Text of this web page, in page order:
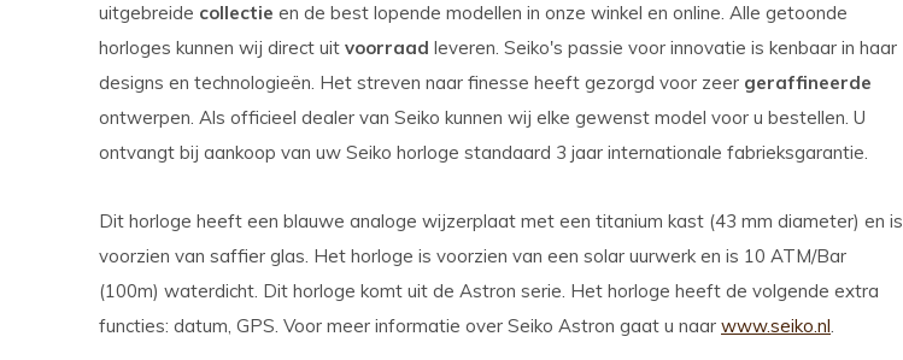
uitgebreide collectie en de best lopende modellen in onze winkel en online. Alle getoonde
horloges kunnen wij direct uit voorraad leveren. Seiko's passie voor innovatie is kenbaar in haar
designs en technologieën. Het streven naar finesse heeft gezorgd voor zeer geraffineerde
ontwerpen. Als officieel dealer van Seiko kunnen wij elke gewenst model voor u bestellen. U
ontvangt bij aankoop van uw Seiko horloge standaard 3 jaar internationale fabrieksgarantie.
Dit horloge heeft een blauwe analoge wijzerplaat met een titanium kast (43 mm diameter) en is
voorzien van saffier glas. Het horloge is voorzien van een solar uurwerk en is 10 ATM/Bar
(100m) waterdicht. Dit horloge komt uit de Astron serie. Het horloge heeft de volgende extra
functies: datum, GPS. Voor meer informatie over Seiko Astron gaat u naar www.seiko.nl.